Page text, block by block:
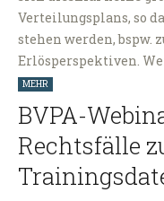
Verteilungsplans, so
stehen werden, bspw.
Erlösperspektiven.
MEHR
BVPA-
Rechtsfälle